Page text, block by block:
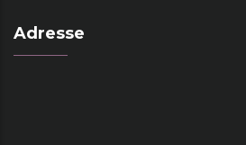
Adresse